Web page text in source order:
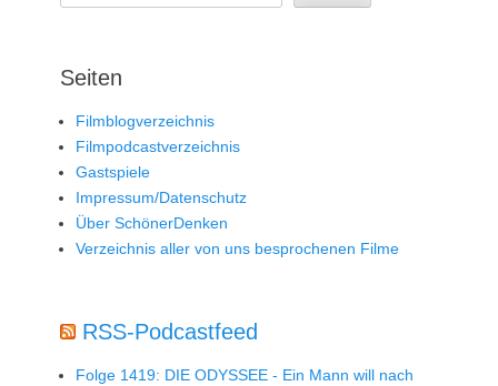
Seiten
Filmblogverzeichnis
Filmpodcastverzeichnis
Gastspiele
Impressum/Datenschutz
Über SchönerDenken
Verzeichnis aller von uns besprochenen Filme
RSS-Podcastfeed
Folge 1419: DIE ODYSSEE - Ein Mann will nach